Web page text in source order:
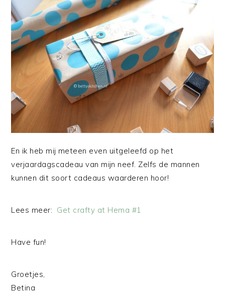
En ik heb mij meteen even uitgeleefd op het
verjaardagscadeau van mijn neef. Zelfs de mannen
kunnen dit soort cadeaus waarderen hoor!
Lees meer: Get crafty at Hema #1
Have fun!
Groetjes,
Betina